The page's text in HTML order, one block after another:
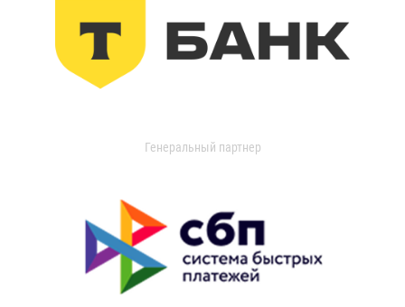
Генеральный партнер